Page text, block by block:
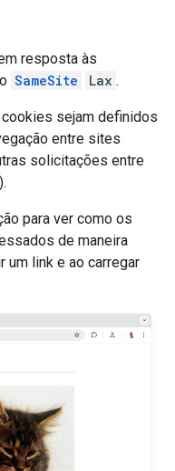
resposta às
SameSite Lax .
sejam definidos
entre sites
solicitações entre
para ver como os
de maneira
um link e ao carregar